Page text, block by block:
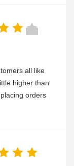
all like
higher than
orders